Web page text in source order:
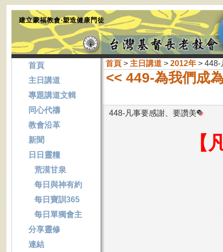
建立蒙福教會‧塑造健康門徒
首頁> 主日講道> 2012年> 448-
<< 449-為我們成
448-凡事要感謝、要讚美
【
首頁
主日講道
專題講道文輯
同心代禱
教會沿革
新聞
日日靈糧
荒漠甘泉
每日與神有約
每日寶訓365
每日單獨會主
分享靈修
連結